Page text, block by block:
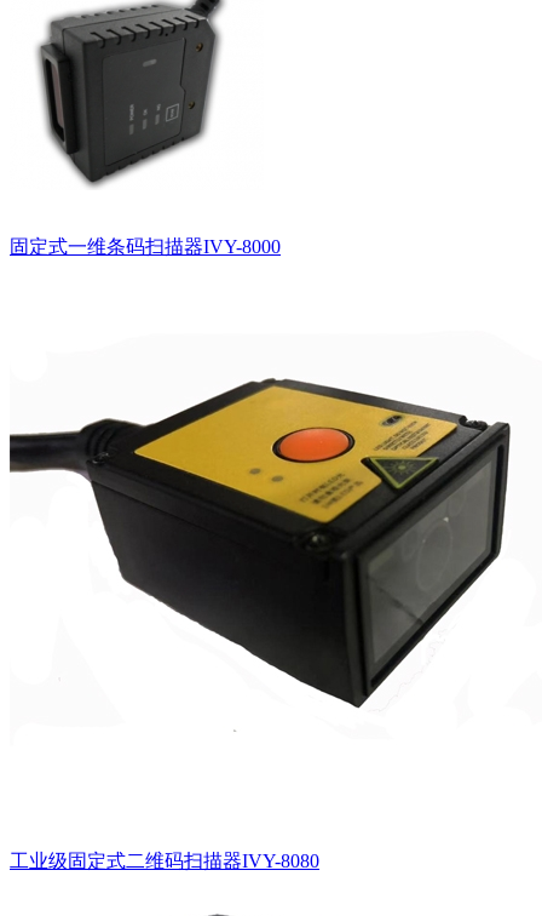
固定式一维条码扫描器IVY-8000
工业级固定式二维码扫描器IVY-8080